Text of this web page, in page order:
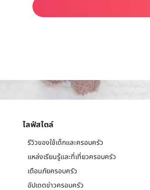
ไลฟ์สไตล์
รีวิวของใช้เด็กและครอบครัว
แหล่งเรียนรู้และที่เที่ยวครอบครัว
เตือนภัยครอบครัว
อัปเดตข่าวครอบครัว